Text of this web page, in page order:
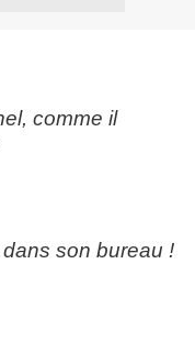
comme il
son bureau !